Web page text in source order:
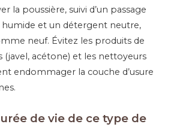
la poussière, suivi d’un passage
humide et un détergent neutre,
neuf. Évitez les produits de
(javel, acétone) et les nettoyeurs
endommager la couche d’usure
de vie de ce type de